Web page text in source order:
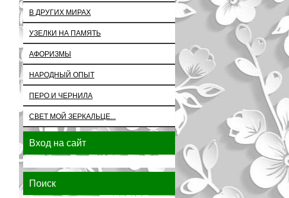
В ДРУГИХ МИРАХ
УЗЕЛКИ НА ПАМЯТЬ
АФОРИЗМЫ
НАРОДНЫЙ ОПЫТ
ПЕРО И ЧЕРНИЛА
СВЕТ МОЙ ЗЕРКАЛЬЦЕ...
Вход на сайт
Поиск